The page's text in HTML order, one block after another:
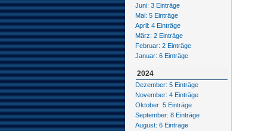
Juni: 3 Einträge
Mai: 5 Einträge
April: 4 Einträge
März: 2 Einträge
Februar: 2 Einträge
Januar: 6 Einträge
2024
Dezember: 5 Einträge
November: 4 Einträge
Oktober: 5 Einträge
September: 8 Einträge
August: 6 Einträge